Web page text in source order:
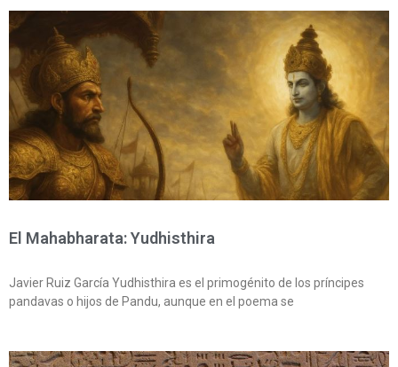
El Mahabharata: Yudhisthira
Javier Ruiz García Yudhisthira es el primogénito de los príncipes
pandavas o hijos de Pandu, aunque en el poema se